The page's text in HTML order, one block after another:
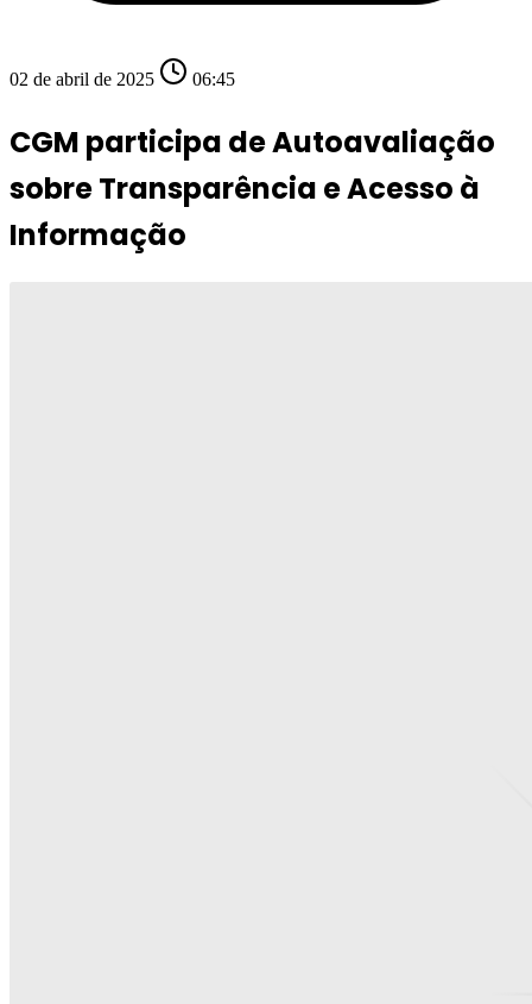
02 de abril de 2025 06:45
CGM participa de Autoavaliação
sobre Transparência e Acesso à
Informação